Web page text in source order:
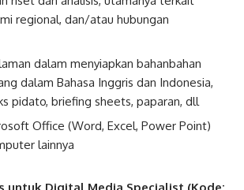
regional, dan/atau hubungan
dalam menyiapkan bahanbahan
dalam Bahasa Inggris dan Indonesia,
pidato, briefing sheets, paparan, dll
Office (Word, Excel, Power Point)
lainnya